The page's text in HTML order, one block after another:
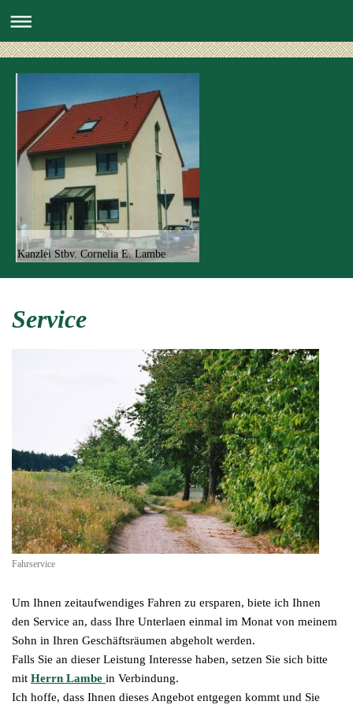
Kanzlei Stbv. Cornelia E. Lambe
Service
Fahrservice
Um Ihnen zeitaufwendiges Fahren zu ersparen, biete ich Ihnen
den Service an, dass Ihre Unterlaen einmal im Monat von meinem
Sohn in Ihren Geschäftsräumen abgeholt werden.
Falls Sie an dieser Leistung Interesse haben, setzen Sie sich bitte
mit Herrn Lambe in Verbindung.
Ich hoffe, dass Ihnen dieses Angebot entgegen kommt und Sie